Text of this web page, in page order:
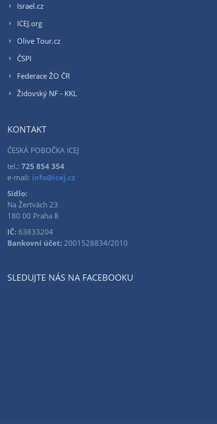
Israel.cz
ICEJ.org
Olive Tour.cz
ČSPI
Federace ŽO ČR
Židovský NF - KKL
KONTAKT
ČESKÁ POBOČKA ICEJ
tel.: 725 854 354
e-mail: info@icej.cz
Sídlo:
Na Žertvách 23
180 00 Praha 8
IČ: 63833204
Bankovní účet: 2001528834/2010
SLEDUJTE NÁS NA FACEBOOKU